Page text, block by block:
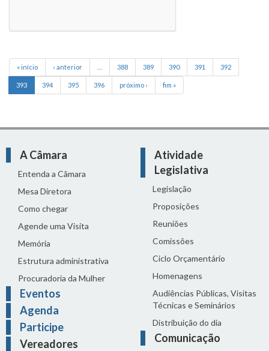
« início ‹ anterior 388 389 390 391 392
393 394 395 396 próximo › fim »
A Câmara
Entenda a Câmara
Mesa Diretora
Como chegar
Agende uma Visita
Memória
Estrutura administrativa
Procuradoria da Mulher
Eventos
Agenda
Participe
Vereadores
Atividade
Legislativa
Legislação
Proposições
Reuniões
Comissões
Ciclo Orçamentário
Homenagens
Audiências Públicas, Visitas
Técnicas e Seminários
Distribuição do dia
Comunicação